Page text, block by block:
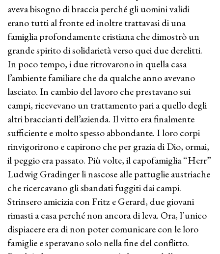
aveva bisogno di braccia perché gli uomini validi
erano tutti al fronte ed inoltre trattavasi di una
famiglia profondamente cristiana che dimostrò un
grande spirito di solidarietà verso quei due derelitti.
In poco tempo, i due ritrovarono in quella casa
l’ambiente familiare che da qualche anno avevano
lasciato. In cambio del lavoro che prestavano sui
campi, ricevevano un trattamento pari a quello degli
altri braccianti dell’azienda. Il vitto era finalmente
sufficiente e molto spesso abbondante. I loro corpi
rinvigorirono e capirono che per grazia di Dio, ormai,
il peggio era passato. Più volte, il capofamiglia “Herr”
Ludwig Gradinger li nascose alle pattuglie austriache
che ricercavano gli sbandati fuggiti dai campi.
Strinsero amicizia con Fritz e Gerard, due giovani
rimasti a casa perché non ancora di leva. Ora, l’unico
dispiacere era di non poter comunicare con le loro
famiglie e speravano solo nella fine del conflitto.